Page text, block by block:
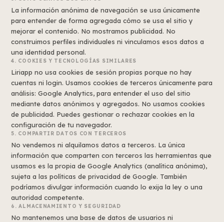
La información anónima de navegación se usa únicamente
para entender de forma agregada cómo se usa el sitio y
mejorar el contenido. No mostramos publicidad. No
construimos perfiles individuales ni vinculamos esos datos a
una identidad personal.
4. COOKIES Y TECNOLOGÍAS SIMILARES
Liriapp no usa cookies de sesión propias porque no hay
cuentas ni login. Usamos cookies de terceros únicamente para
análisis: Google Analytics, para entender el uso del sitio
mediante datos anónimos y agregados. No usamos cookies
de publicidad. Puedes gestionar o rechazar cookies en la
configuración de tu navegador.
5. COMPARTIR DATOS CON TERCEROS
No vendemos ni alquilamos datos a terceros. La única
información que comparten con terceros las herramientas que
usamos es la propia de Google Analytics (analítica anónima),
sujeta a las políticas de privacidad de Google. También
podríamos divulgar información cuando lo exija la ley o una
autoridad competente.
6. ALMACENAMIENTO Y SEGURIDAD
No mantenemos una base de datos de usuarios ni